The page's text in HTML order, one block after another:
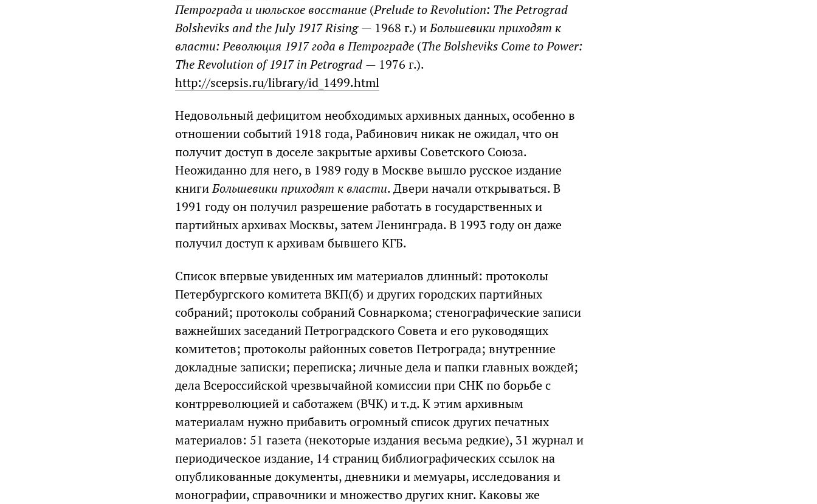
Петрограда и июльское восстание (Prelude to Revolution: The Petrograd
Bolsheviks and the July 1917 Rising— 1968 г.) иБольшевики приходят к
власти: Революция 1917 года в Петрограде (The Bolsheviks Come to Power:
The Revolution of 1917 in Petrograd — 1976 г.).
http://scepsis.ru/library/id_1499.html
Недовольный дефицитом необходимых архивных данных, особенно в
отношении событий 1918 года, Рабинович никак не ожидал, что он
получит доступ в доселе закрытые архивы Советского Союза.
Неожиданно для него, в 1989 году в Москве вышло русское издание
книгиБольшевики приходят к власти. Двери начали открываться. В
1991 году он получил разрешение работать в государственных и
партийных архивах Москвы, затем Ленинграда. В 1993 году он даже
получил доступ к архивам бывшего КГБ.
Список впервые увиденных им материалов длинный: протоколы
Петербургского комитета ВКП(б) и других городских партийных
собраний; протоколы собраний Совнаркома; стенографические записи
важнейших заседаний Петроградского Совета и его руководящих
комитетов; протоколы районных советов Петрограда; внутренние
докладные записки; переписка; личные дела и папки главных вождей;
дела Всероссийской чрезвычайной комиссии при СНК по борьбе с
контрреволюцией и саботажем (ВЧК) и т.д. К этим архивным
материалам нужно прибавить огромный список других печатных
материалов: 51 газета (некоторые издания весьма редкие), 31 журнал и
периодическое издание, 14 страниц библиографических ссылок на
опубликованные документы, дневники и мемуары, исследования и
монографии, справочники и множество других книг. Каковы же